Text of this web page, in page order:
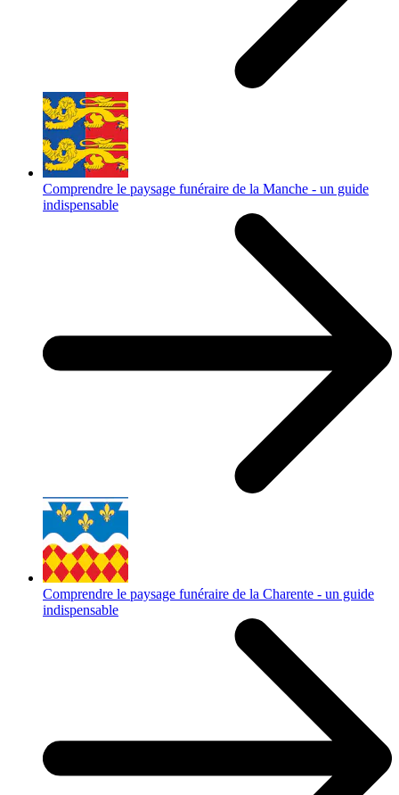
Comprendre le paysage funéraire de la Manche - un guide
indispensable
Comprendre le paysage funéraire de la Charente - un guide
indispensable